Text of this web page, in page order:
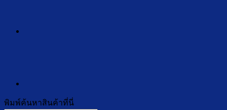
พิมพ์ค้นหาสินค้าที่นี่